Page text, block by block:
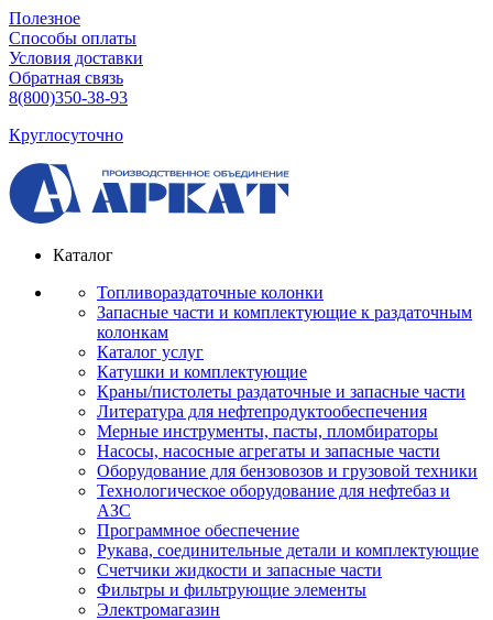
Полезное
Способы оплаты
Условия доставки
Обратная связь
8(800)350-38-93
Круглосуточно
Каталог
Топливораздаточные колонки
Запасные части и комплектующие к раздаточным
колонкам
Каталог услуг
Катушки и комплектующие
Краны/пистолеты раздаточные и запасные части
Литература для нефтепродуктообеспечения
Мерные инструменты, пасты, пломбираторы
Насосы, насосные агрегаты и запасные части
Оборудование для бензовозов и грузовой техники
Технологическое оборудование для нефтебаз и
АЗС
Программное обеспечение
Рукава, соединительные детали и комплектующие
Счетчики жидкости и запасные части
Фильтры и фильтрующие элементы
Электромагазин